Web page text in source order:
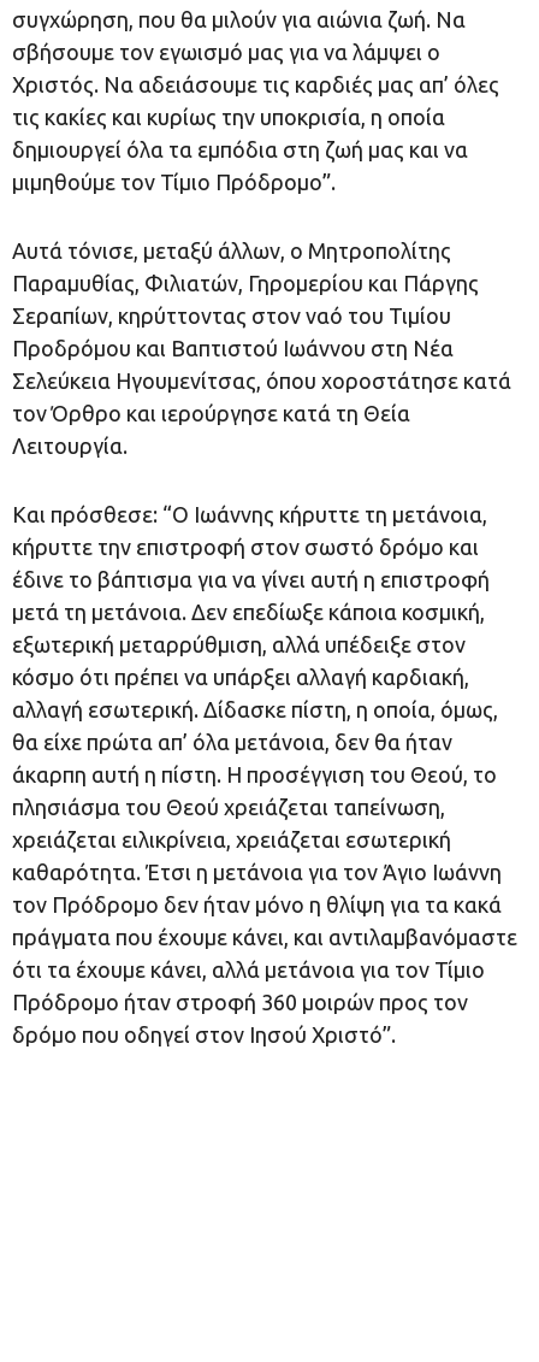
συγχώρηση, που θα μιλούν για αιώνια ζωή. Να
σβήσουμε τον εγωισμό μας για να λάμψει ο
Χριστός. Να αδειάσουμε τις καρδιές μας απ’ όλες
τις κακίες και κυρίως την υποκρισία, η οποία
δημιουργεί όλα τα εμπόδια στη ζωή μας και να
μιμηθούμε τον Τίμιο Πρόδρομο”.
Αυτά τόνισε, μεταξύ άλλων, ο Μητροπολίτης
Παραμυθίας, Φιλιατών, Γηρομερίου και Πάργης
Σεραπίων, κηρύττοντας στον ναό του Τιμίου
Προδρόμου και Βαπτιστού Ιωάννου στη Νέα
Σελεύκεια Ηγουμενίτσας, όπου χοροστάτησε κατά
τον Όρθρο και ιερούργησε κατά τη Θεία
Λειτουργία.
Και πρόσθεσε: “Ο Ιωάννης κήρυττε τη μετάνοια,
κήρυττε την επιστροφή στον σωστό δρόμο και
έδινε το βάπτισμα για να γίνει αυτή η επιστροφή
μετά τη μετάνοια. Δεν επεδίωξε κάποια κοσμική,
εξωτερική μεταρρύθμιση, αλλά υπέδειξε στον
κόσμο ότι πρέπει να υπάρξει αλλαγή καρδιακή,
αλλαγή εσωτερική. Δίδασκε πίστη, η οποία, όμως,
θα είχε πρώτα απ’ όλα μετάνοια, δεν θα ήταν
άκαρπη αυτή η πίστη. Η προσέγγιση του Θεού, το
πλησιάσμα του Θεού χρειάζεται ταπείνωση,
χρειάζεται ειλικρίνεια, χρειάζεται εσωτερική
καθαρότητα. Έτσι η μετάνοια για τον Άγιο Ιωάννη
τον Πρόδρομο δεν ήταν μόνο η θλίψη για τα κακά
πράγματα που έχουμε κάνει, και αντιλαμβανόμαστε
ότι τα έχουμε κάνει, αλλά μετάνοια για τον Τίμιο
Πρόδρομο ήταν στροφή 360 μοιρών προς τον
δρόμο που οδηγεί στον Ιησού Χριστό”.